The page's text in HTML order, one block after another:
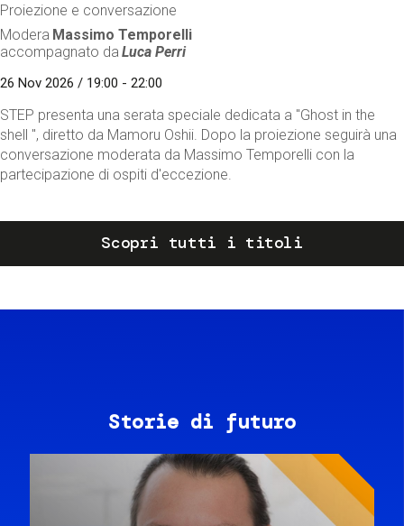
Proiezione e conversazione
Modera Massimo Temporelli
accompagnato da Luca Perri
26 Nov 2026 / 19:00 - 22:00
STEP presenta una serata speciale dedicata a "Ghost in the
shell ", diretto da Mamoru Oshii. Dopo la proiezione seguirà una
conversazione moderata da Massimo Temporelli con la
partecipazione di ospiti d'eccezione.
Scopri tutti i titoli
Storie di futuro